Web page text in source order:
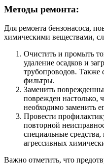
Методы ремонта:
Для ремонта бензонасоса,
химическими веществами,
Очистить и промыть
удаление осадков и
трубопроводов. Также
фильтры.
Заменить
поврежден настолько,
необходимо заменить
Провести
повторной
специальные средства,
агрессивных
Важно отметить, что